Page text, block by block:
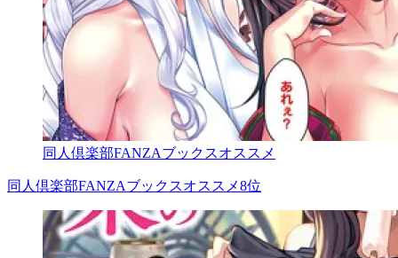
同人倶楽部FANZAブックスオススメ
同人倶楽部FANZAブックスオススメ8位